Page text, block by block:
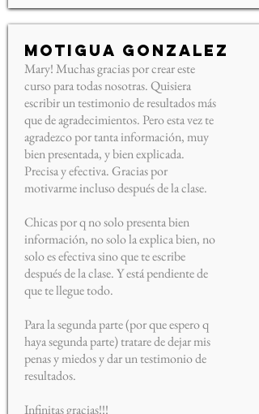
Motigua Gonzalez
Mary! Muchas gracias por crear este
curso para todas nosotras. Quisiera
escribir un testimonio de resultados más
que de agradecimientos. Pero esta vez te
agradezco por tanta información, muy
bien presentada, y bien explicada.
Precisa y efectiva. Gracias por
motivarme incluso después de la clase.
Chicas por q no solo presenta bien
información, no solo la explica bien, no
solo es efectiva sino que te escribe
después de la clase. Y está pendiente de
que te llegue todo.
Para la segunda parte (por que espero q
haya segunda parte) tratare de dejar mis
penas y miedos y dar un testimonio de
resultados.
Infinitas gracias!!!